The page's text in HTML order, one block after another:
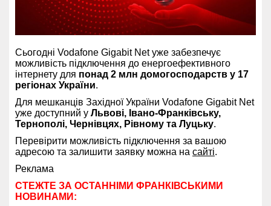
Сьогодні Vodafone Gigabit Net уже забезпечує
можливість підключення до енергоефективного
інтернету для понад 2 млн домогосподарств у 17
регіонах України.
Для мешканців Західної України Vodafone Gigabit Net
уже доступний у Львові, Івано-Франківську,
Тернополі, Чернівцях, Рівному та Луцьку.
Перевірити можливість підключення за вашою
адресою та залишити заявку можна на сайті.
Реклама
СТЕЖТЕ ЗА ОСТАННІМИ ФРАНКІВСЬКИМИ
НОВИНАМИ: